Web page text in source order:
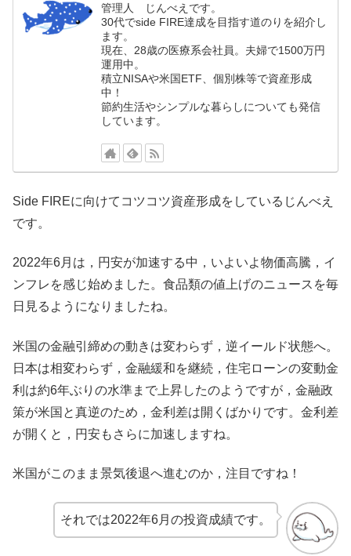
管理人 じんべえです。
30代でside FIRE達成を目指す道のりを紹介し
ます。
現在、28歳の医療系会社員。夫婦で1500万円
運用中。
積立NISAや米国ETF、個別株等で資産形成
中！
節約生活やシンプルな暮らしについても発信
しています。
Side FIREに向けてコツコツ資産形成をしているじんべえ
です。
2022年6月は，円安が加速する中，いよいよ物価高騰，イ
ンフレを感じ始めました。食品類の値上げのニュースを毎
日見るようになりましたね。
米国の金融引締めの動きは変わらず，逆イールド状態へ。
日本は相変わらず，金融緩和を継続，住宅ローンの変動金
利は約6年ぶりの水準まで上昇したのようですが，金融政
策が米国と真逆のため，金利差は開くばかりです。金利差
が開くと，円安もさらに加速しますね。
米国がこのまま景気後退へ進むのか，注目ですね！
それでは2022年6月の投資成績です。